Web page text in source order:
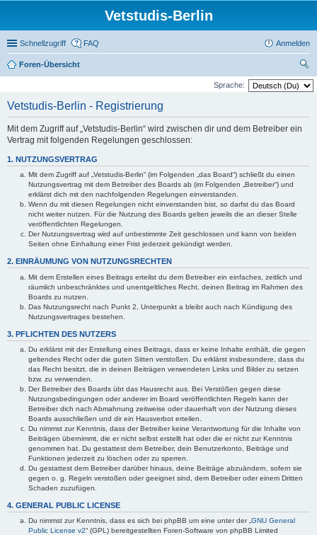
Vetstudis-Berlin
Schnellzugriff FAQ Anmelden
Foren-Übersicht
uc
Sprache:
Vetstudis-Berlin - Registrierung
Mit dem Zugriff auf „Vetstudis-Berlin“ wird zwischen dir und dem Betreiber ein
Vertrag mit folgenden Regelungen geschlossen:
1. NUTZUNGSVERTRAG
Mit dem Zugriff auf „Vetstudis-Berlin“ (im Folgenden „das Board“) schließt du einen
Nutzungsvertrag mit dem Betreiber des Boards ab (im Folgenden „Betreiber“) und
erklärst dich mit den nachfolgenden Regelungen einverstanden.
Wenn du mit diesen Regelungen nicht einverstanden bist, so darfst du das Board
nicht weiter nutzen. Für die Nutzung des Boards gelten jeweils die an dieser Stelle
veröffentlichten Regelungen.
Der Nutzungsvertrag wird auf unbestimmte Zeit geschlossen und kann von beiden
Seiten ohne Einhaltung einer Frist jederzeit gekündigt werden.
2. EINRÄUMUNG VON NUTZUNGSRECHTEN
Mit dem Erstellen eines Beitrags erteilst du dem Betreiber ein einfaches, zeitlich und
räumlich unbeschränktes und unentgeltliches Recht, deinen Beitrag im Rahmen des
Boards zu nutzen.
Das Nutzungsrecht nach Punkt 2, Unterpunkt a bleibt auch nach Kündigung des
Nutzungsvertrages bestehen.
3. PFLICHTEN DES NUTZERS
Du erklärst mit der Erstellung eines Beitrags, dass er keine Inhalte enthält, die gegen
geltendes Recht oder die guten Sitten verstoßen. Du erklärst insbesondere, dass du
das Recht besitzt, die in deinen Beiträgen verwendeten Links und Bilder zu setzen
bzw. zu verwenden.
Der Betreiber des Boards übt das Hausrecht aus. Bei Verstößen gegen diese
Nutzungsbedingungen oder anderer im Board veröffentlichten Regeln kann der
Betreiber dich nach Abmahnung zeitweise oder dauerhaft von der Nutzung dieses
Boards ausschließen und dir ein Hausverbot erteilen.
Du nimmst zur Kenntnis, dass der Betreiber keine Verantwortung für die Inhalte von
Beiträgen übernimmt, die er nicht selbst erstellt hat oder die er nicht zur Kenntnis
genommen hat. Du gestattest dem Betreiber, dein Benutzerkonto, Beiträge und
Funktionen jederzeit zu löschen oder zu sperren.
Du gestattest dem Betreiber darüber hinaus, deine Beiträge abzuändern, sofern sie
gegen o. g. Regeln verstoßen oder geeignet sind, dem Betreiber oder einem Dritten
Schaden zuzufügen.
4. GENERAL PUBLIC LICENSE
Du nimmst zur Kenntnis, dass es sich bei phpBB um eine unter der „ GNU General
Public License v2“ (GPL) bereitgestellten Foren-Software von phpBB Limited